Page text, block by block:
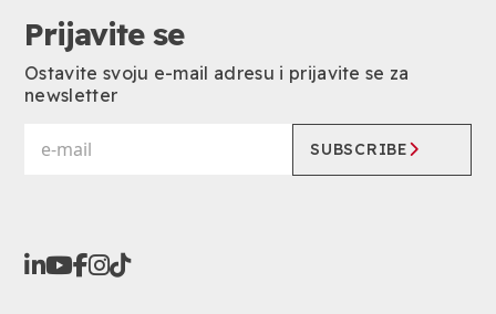
Prijavite se
Ostavite svoju e-mail adresu i prijavite se za
newsletter
SUBSCRIBE